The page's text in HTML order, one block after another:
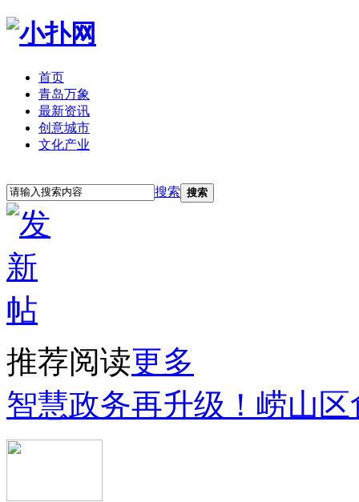
首页
青岛万象
最新资讯
创意城市
文化产业
搜索 搜索
推荐阅读更多
智慧政务再升级！崂山